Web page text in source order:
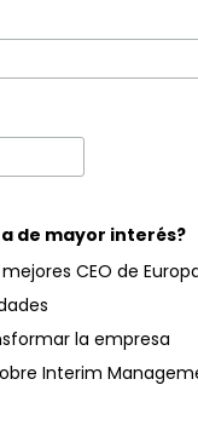
de mayor interés?
CEO de
la empresa
Interim